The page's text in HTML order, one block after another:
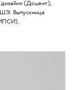
(Доцент),
Выпускница